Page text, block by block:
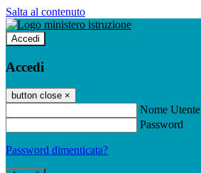
Salta al contenuto
Accedi
Accedi
button close ×
Nome Utente
Password
Password dimenticata?